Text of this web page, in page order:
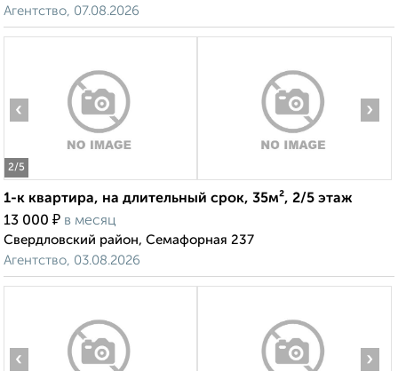
Агентство, 07.08.2026
2/5
‹ ›
1-к квартира, на длительный срок, 35м², 2/5 этаж
13 000 ₽ в месяц
Свердловский район, Семафорная 237
Агентство, 03.08.2026
‹ ›